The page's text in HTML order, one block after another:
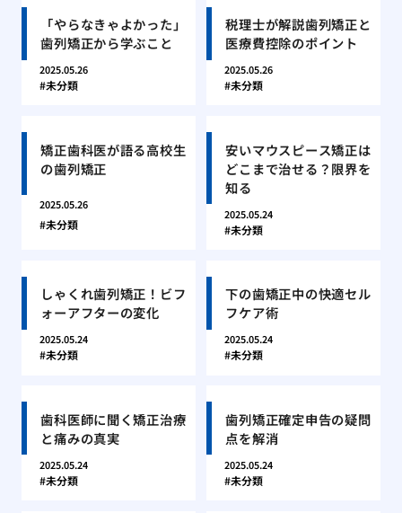
「やらなきゃよかった」
歯列矯正から学ぶこと
2025.05.26
未分類
税理士が解説歯列矯正と
医療費控除のポイント
2025.05.26
未分類
矯正歯科医が語る高校生
の歯列矯正
2025.05.26
未分類
安いマウスピース矯正は
どこまで治せる？限界を
知る
2025.05.24
未分類
しゃくれ歯列矯正！ビフ
ォーアフターの変化
2025.05.24
未分類
下の歯矯正中の快適セル
フケア術
2025.05.24
未分類
歯科医師に聞く矯正治療
と痛みの真実
2025.05.24
未分類
歯列矯正確定申告の疑問
点を解消
2025.05.24
未分類